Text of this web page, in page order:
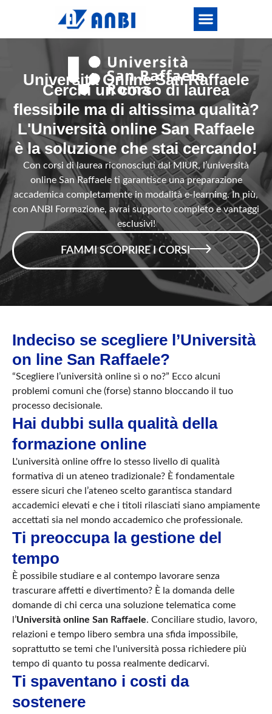
Università Online San Raffaele
Cerchi un corso di laurea
flessibile ma di altissima qualità?
L'Università online San Raffaele
è la soluzione che stai cercando!
Con corsi di laurea riconosciuti dal MIUR, l’università
online San Raffaele ti garantisce una preparazione
accademica completamente in modalità e-learning. In più,
con ANBI Formazione, avrai supporto completo e vantaggi
esclusivi!
FAMMI SCOPRIRE I CORSI
Indeciso se scegliere l’Università
on line San Raffaele?
“Scegliere l’università online sì o no?” Ecco alcuni
problemi comuni che (forse) stanno bloccando il tuo
processo decisionale.
Hai dubbi sulla qualità della
formazione online
L'università online offre lo stesso livello di qualità
formativa di un ateneo tradizionale? È fondamentale
essere sicuri che l’ateneo scelto garantisca standard
accademici elevati e che i titoli rilasciati siano ampiamente
accettati sia nel mondo accademico che professionale.
Ti preoccupa la gestione del
tempo
È possibile studiare e al contempo lavorare senza
trascurare affetti e divertimento? È la domanda delle
domande di chi cerca una soluzione telematica come
l’Università online San Raffaele. Conciliare studio, lavoro,
relazioni e tempo libero sembra una sfida impossibile,
soprattutto se temi che l'università possa richiedere più
tempo di quanto tu possa realmente dedicarvi.
Ti spaventano i costi da
sostenere